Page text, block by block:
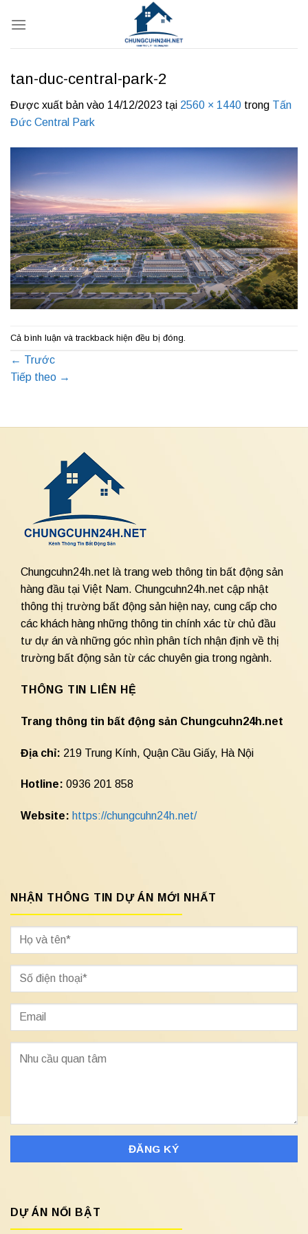
qua
tan-duc-central-park-2
Được xuất bản vào 14/12/2023 tại 2560 × 1440 trong Tấn
Đức Central Park
Cả bình luận và trackback hiện đều bị đóng.
← Trước
Tiếp theo →
Chungcuhn24h.net là trang web thông tin bất động sản
hàng đầu tại Việt Nam. Chungcuhn24h.net cập nhật
thông thị trường bất động sản hiện nay, cung cấp cho
các khách hàng những thông tin chính xác từ chủ đầu
tư dự án và những góc nhìn phân tích nhận định về thị
trường bất động sản từ các chuyên gia trong ngành.
THÔNG TIN LIÊN HỆ
Trang thông tin bất động sản Chungcuhn24h.net
Địa chỉ: 219 Trung Kính, Quận Cầu Giấy, Hà Nội
Hotline: 0936 201 858
Website: https://chungcuhn24h.net/
NHẬN THÔNG TIN DỰ ÁN MỚI NHẤT
DỰ ÁN NỔI BẬT